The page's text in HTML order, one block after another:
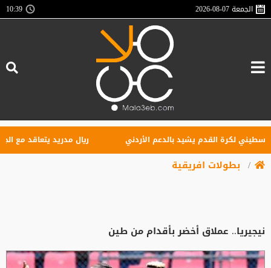
الجمعة2026-08-07
10:39
لكرة القدم يشيد بالدعم الأردني ريال مدريد يتعاقد مع الجناح
بطولات افريقية
نيجيريا.. عملاق أخضر بأقدام من طين